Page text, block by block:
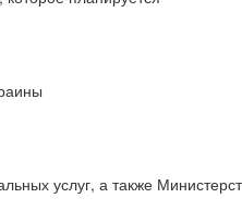
услуг, а также